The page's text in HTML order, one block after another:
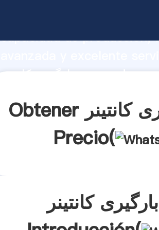
capacidad de producción,
بارگیری کانتینر proveedor crea el valor y aporta valores a
Obtener تسمه های نقاله بارگیری کانتینر
Precio(
کانتینر